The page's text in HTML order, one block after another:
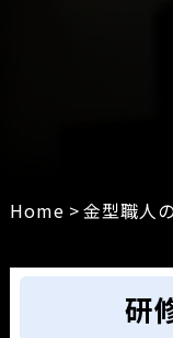
Home >金型職人
研